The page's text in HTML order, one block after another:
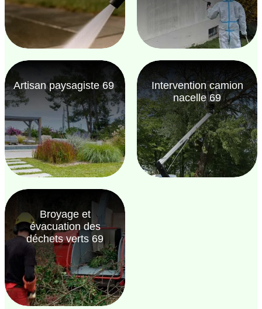
Artisan paysagiste 69
Intervention camion
nacelle 69
Broyage et
évacuation des
déchets verts 69